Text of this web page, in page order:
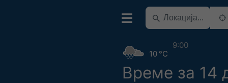
Време за 14
10 °C
9:00